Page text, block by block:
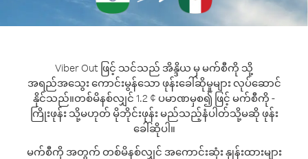
Viber Out ဖြင့် သင်သည် အိန္ဒိယ မှ မက်စီကို သို့
အရည်အသွေး ကောင်းမွန်သော ဖုန်းခေါ်ဆိုမှုများ လုပ်ဆောင်
နိုင်သည်။တစ်မိနစ်လျှင် 1.2 ¢ ပမာဏမှစ၍ ဖြင့် မက်စီကို -
ကြိုးဖုန်း သို့မဟုတ် မိုဘိုင်းဖုန်း မည်သည့်နံပါတ်သို့မဆို ဖုန်း
ခေါ်ဆိုပါ။
မက်စီကို အတွက် တစ်မိနစ်လျှင် အကောင်းဆုံး နှုန်းထားများ